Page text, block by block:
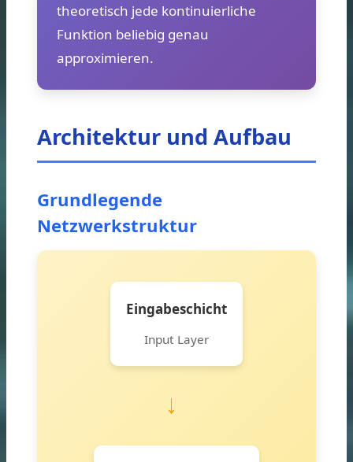
theoretisch jede kontinuierliche
Funktion beliebig genau
approximieren.
Architektur und Aufbau
Grundlegende
Netzwerkstruktur
Eingabeschicht
Input Layer
→